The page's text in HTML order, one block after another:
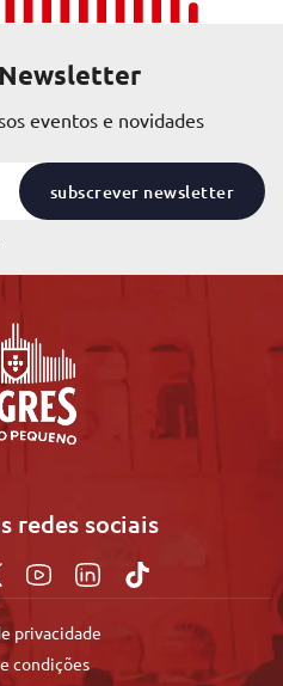
Newsletter
eventos e novidades
subscrever newsletter
redes sociais
privacidade
condições